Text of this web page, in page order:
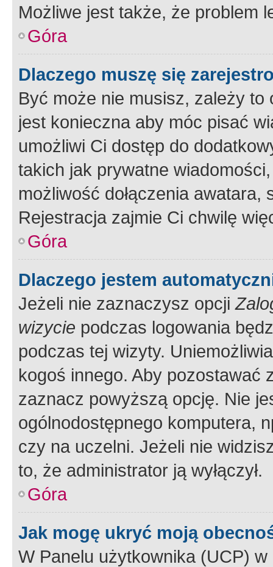
Możliwe jest także, że problem
Góra
Dlaczego muszę się
Być może nie musisz, zależy
jest konieczna aby móc pisać
umożliwi Ci dostęp do
takich jak prywatne
możliwość dołączenia
Rejestracja zajmie Ci chwilę
Góra
Dlaczego jestem
Jeżeli nie zaznaczysz opcji
wizycie podczas logowania
podczas tej wizyty.
kogoś innego. Aby pozostawać
zaznacz powyższą opcję. Nie
ogólnodostępnego komputera,
czy na uczelni. Jeżeli nie
to, że administrator ją wyłączył.
Góra
Jak mogę ukryć moją
W Panelu użytkownika (UCP) w